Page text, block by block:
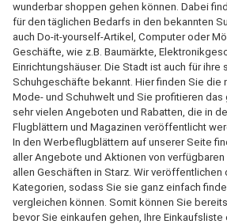
wunderbar shoppen gehen können. Dabei
für den täglichen Bedarfs in den bekannten
auch Do-it-yourself-Artikel, Computer oder
Geschäfte, wie z.B. Baumärkte,
Einrichtungshäuser. Die Stadt ist auch für ihre
Schuhgeschäfte bekannt. Hier finden Sie die
Mode- und Schuhwelt und Sie profitieren das
sehr vielen Angeboten und Rabatten, die in
Flugblättern und Magazinen veröffentlicht
In den Werbeflugblättern auf unserer Seite
aller Angebote und Aktionen von
allen Geschäften in Starz. Wir veröffentlichen
Kategorien, sodass Sie sie ganz einfach
vergleichen können. Somit können Sie
bevor Sie einkaufen gehen, Ihre Einkaufsliste